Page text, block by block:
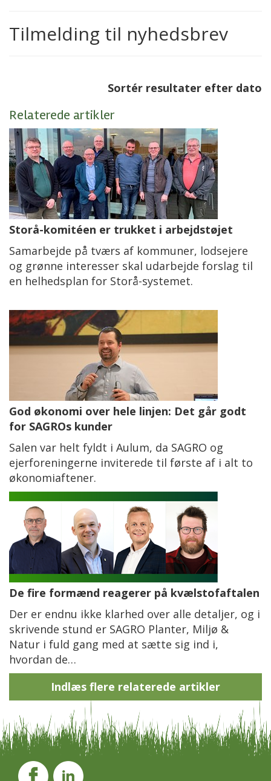
Tilmelding til nyhedsbrev
Sortér resultater efter dato
Relaterede artikler
Storå-komitéen er trukket i arbejdstøjet
Samarbejde på tværs af kommuner, lodsejere
og grønne interesser skal udarbejde forslag til
en helhedsplan for Storå-systemet.
God økonomi over hele linjen: Det går godt
for SAGROs kunder
Salen var helt fyldt i Aulum, da SAGRO og
ejerforeningerne inviterede til første af i alt to
økonomiaftener.
De fire formænd reagerer på kvælstofaftalen
Der er endnu ikke klarhed over alle detaljer, og i
skrivende stund er SAGRO Planter, Miljø &
Natur i fuld gang med at sætte sig ind i,
hvordan de…
Indlæs flere relaterede artikler